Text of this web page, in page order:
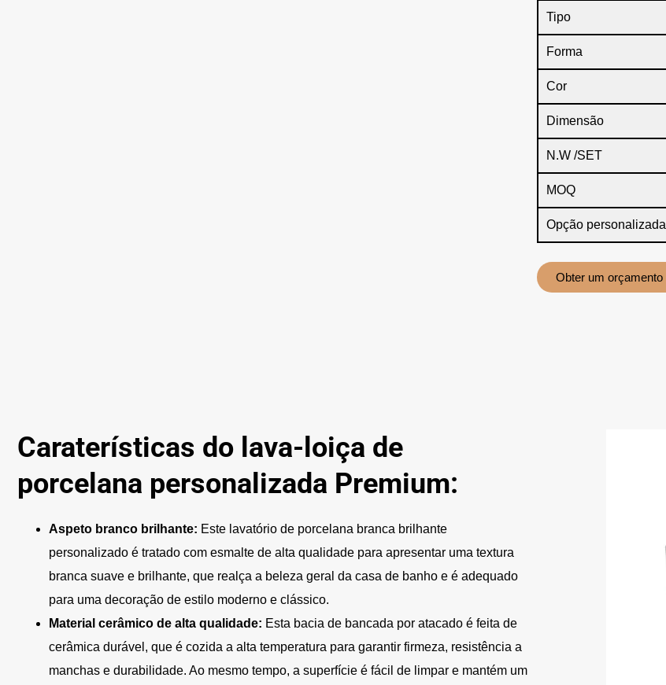
Tipo
Forma
Cor
Dimensão
N.W /SET
MOQ
Opção personalizada
Obter um orçamento
Caraterísticas do lava-loiça de
porcelana personalizada Premium:
Aspeto branco brilhante: Este lavatório de porcelana branca brilhante
personalizado é tratado com esmalte de alta qualidade para apresentar uma textura
branca suave e brilhante, que realça a beleza geral da casa de banho e é adequado
para uma decoração de estilo moderno e clássico.
Material cerâmico de alta qualidade: Esta bacia de bancada por atacado é feita de
cerâmica durável, que é cozida a alta temperatura para garantir firmeza, resistência a
manchas e durabilidade. Ao mesmo tempo, a superfície é fácil de limpar e mantém um